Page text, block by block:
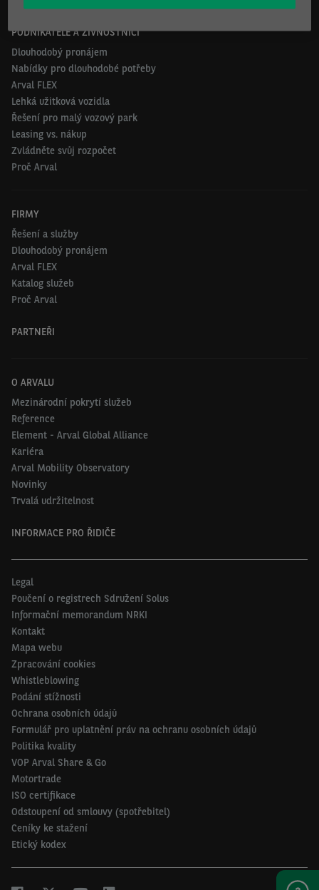
PODNIKATELÉ A ŽIVNOSTNÍCI
Dlouhodobý pronájem
Nabídky pro dlouhodobé potřeby
Arval FLEX
Lehká užitková vozidla
Řešení pro malý vozový park
Leasing vs. nákup
Zvládněte svůj rozpočet
Proč Arval
FIRMY
Řešení a služby
Dlouhodobý pronájem
Arval FLEX
Katalog služeb
Proč Arval
PARTNEŘI
O ARVALU
Mezinárodní pokrytí služeb
Reference
Element - Arval Global Alliance
Kariéra
Arval Mobility Observatory
Novinky
Trvalá udržitelnost
INFORMACE PRO ŘIDIČE
Legal
Poučení o registrech Sdružení Solus
Informační memorandum NRKI
Kontakt
Mapa webu
Zpracování cookies
Whistleblowing
Podání stížnosti
Ochrana osobních údajů
Formulář pro uplatnění práv na ochranu osobních údajů
Politika kvality
VOP Arval Share & Go
Motortrade
ISO certifikace
Odstoupení od smlouvy (spotřebitel)
Ceníky ke stažení
Etický kodex